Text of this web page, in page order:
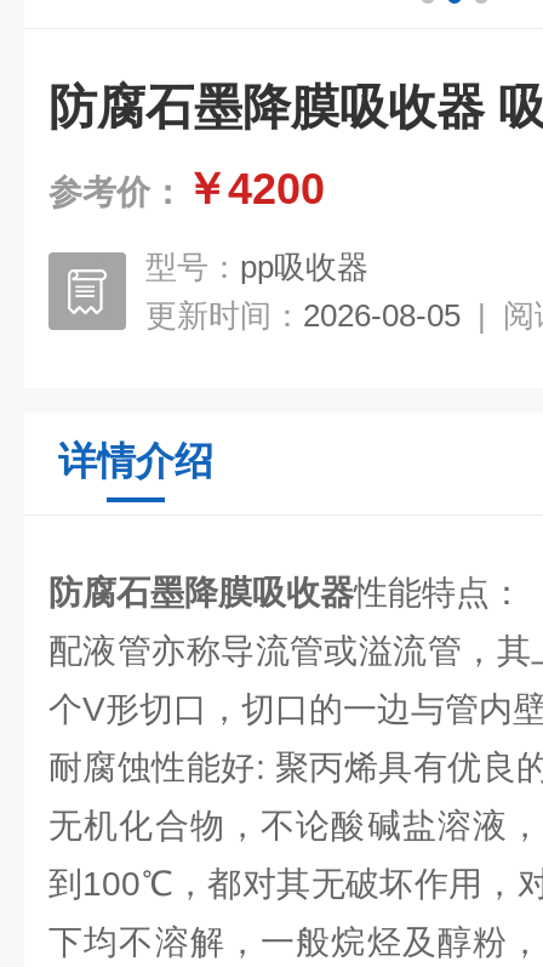
防腐石墨降膜吸收器
参考价： ￥4200
型号： pp吸收器
更新时间： 2026-08-05 | 阅
详情介绍
防腐石墨降膜吸收器性能特点：
配液管亦称导流管或溢流管，
个V形切口，切口的一边与管内
耐腐蚀性能好: 聚丙烯具有优良
无机化合物，不论酸碱盐溶液
到100℃，都对其无破坏作用，
下均不溶解，一般烷烃及醇粉